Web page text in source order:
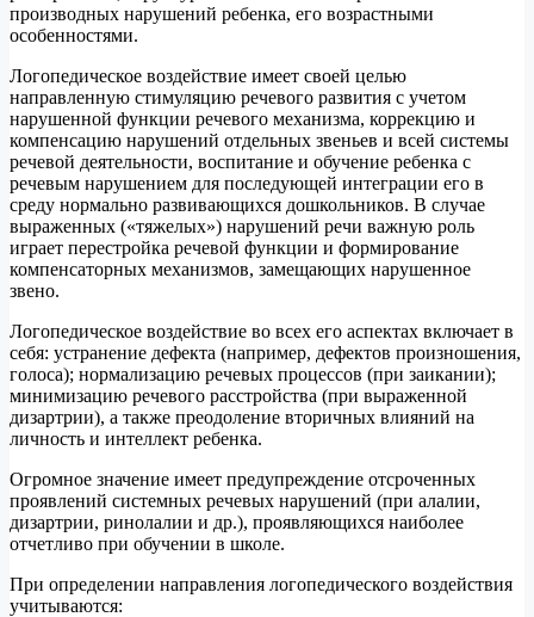
производных нарушений ребенка, его возрастными
особенностями.
Логопедическое воздействие имеет своей целью
направленную стимуляцию речевого развития с учетом
нарушенной функции речевого механизма, коррекцию и
компенсацию нарушений отдельных звеньев и всей системы
речевой деятельности, воспитание и обучение ребенка с
речевым нарушением для последующей интеграции его в
среду нормально развивающихся дошкольников. В случае
выраженных («тяжелых») нарушений речи важную роль
играет перестройка речевой функции и формирование
компенсаторных механизмов, замещающих нарушенное
звено.
Логопедическое воздействие во всех его аспектах включает в
себя: устранение дефекта (например, дефектов произношения,
голоса); нормализацию речевых процессов (при заикании);
минимизацию речевого расстройства (при выраженной
дизартрии), а также преодоление вторичных влияний на
личность и интеллект ребенка.
Огромное значение имеет предупреждение отсроченных
проявлений системных речевых нарушений (при алалии,
дизартрии, ринолалии и др.), проявляющихся наиболее
отчетливо при обучении в школе.
При определении направления логопедического воздействия
учитываются: